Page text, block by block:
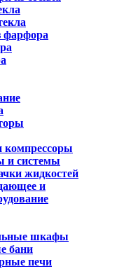
фарфора
компрессоры
и системы
жидкостей
и
шкафы
бани
печи